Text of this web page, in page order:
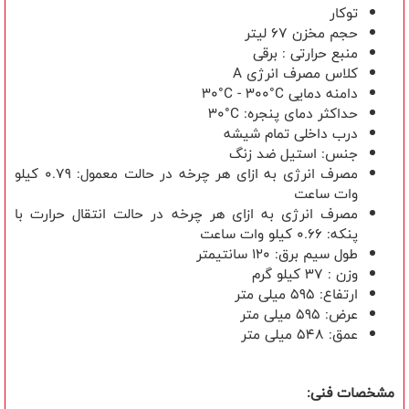
توکار
حجم مخزن 67لیتر
منبع حرارتی : برقی
کلاس مصرف انرژی A
دامنه دمایی30°C - 300°C
حداکثر دمای پنجره: 30°C
درب داخلی تمام شیشه
جنس: استیل ضد زنگ
مصرف انرژی به ازای هر چرخه در حالت معمول: 0.79 کیلو
وات ساعت
مصرف انرژی به ازای هر چرخه در حالت انتقال حرارت با
پنکه: 0.66 کیلو وات ساعت
طول سیم برق: 120 سانتیمتر
وزن : 37 کیلو گرم
ارتفاع: 595 میلی متر
عرض: 595 میلی متر
عمق: 548 میلی متر
مشخصات فنی: